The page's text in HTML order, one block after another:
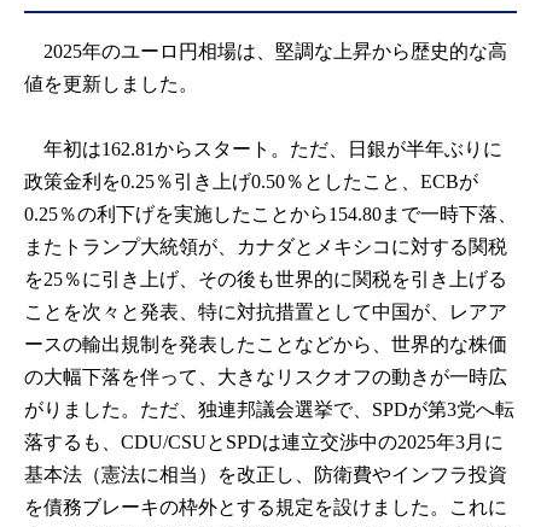
2025年のユーロ円相場は、堅調な上昇から歴史的な高
値を更新しました。
年初は162.81からスタート。ただ、日銀が半年ぶりに
政策金利を0.25％引き上げ0.50％としたこと、ECBが
0.25％の利下げを実施したことから154.80まで一時下落、
またトランプ大統領が、カナダとメキシコに対する関税
を25％に引き上げ、その後も世界的に関税を引き上げる
ことを次々と発表、特に対抗措置として中国が、レアア
ースの輸出規制を発表したことなどから、世界的な株価
の大幅下落を伴って、大きなリスクオフの動きが一時広
がりました。ただ、独連邦議会選挙で、SPDが第3党へ転
落するも、CDU/CSUとSPDは連立交渉中の2025年3月に
基本法（憲法に相当）を改正し、防衛費やインフラ投資
を債務ブレーキの枠外とする規定を設けました。これに